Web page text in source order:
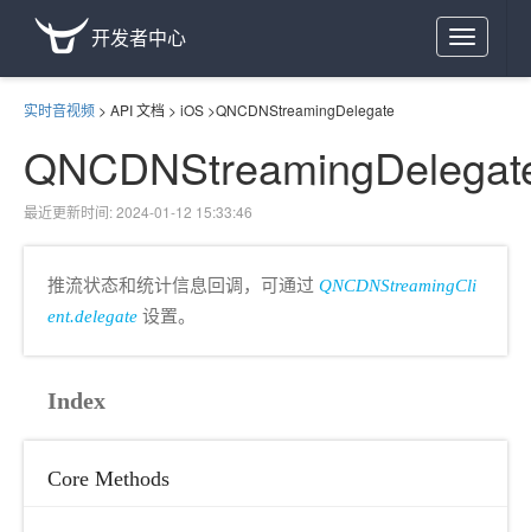
Toggle
navigation
开发者中心
实时音视频 > API 文档 > iOS >QNCDNStreamingDelegate
最近更新时间: 2024-01-12 15:33:46
推流状态和统计信息回调，可通过 QNCDNStreamingCli
ent.delegate 设置。
Index
Core Methods